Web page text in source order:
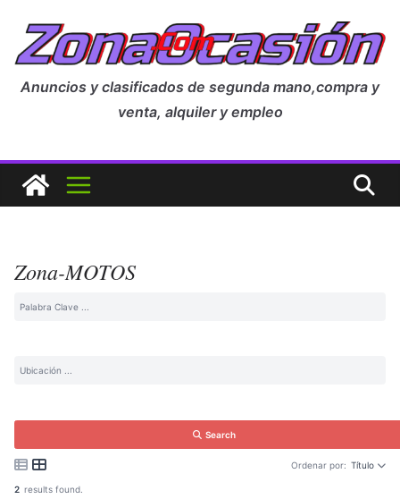
Anuncios y clasificados de segunda mano,compra y
venta, alquiler y empleo
Zona-MOTOS
Search
Ordenar por: Título
2 results found.